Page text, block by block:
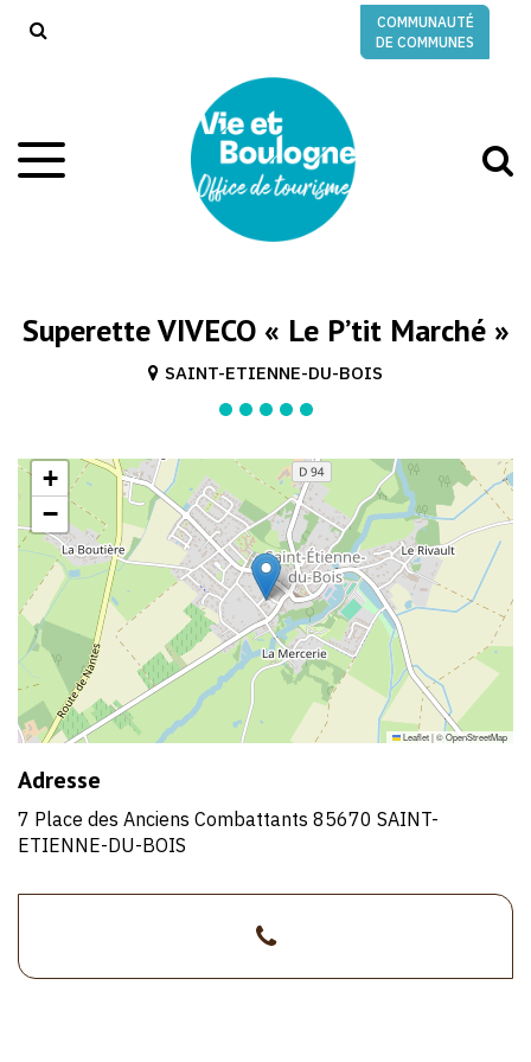
COMMUNAUTÉ
DE COMMUNES
Aller
à
Superette VIVECO « Le P’tit Marché »
SAINT-ETIENNE-DU-BOIS
+
−
Leaflet|©OpenStreetMap
Adresse
7 Place des Anciens Combattants 85670 SAINT-
ETIENNE-DU-BOIS
>02
51
1/1